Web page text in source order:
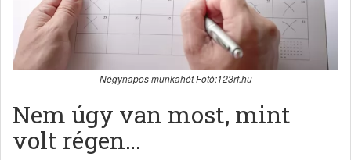
Négynapos munkahét Fotó:123rf.hu
Nem úgy van most, mint
volt régen…